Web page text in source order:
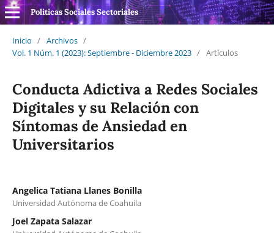
Politicas Sociales Sectoriales
Inicio / Archivos /
Vol. 1 Núm. 1 (2023): Septiembre - Diciembre 2023 / Artículos
Conducta Adictiva a Redes Sociales
Digitales y su Relación con
Síntomas de Ansiedad en
Universitarios
Angelica Tatiana Llanes Bonilla
Universidad Autónoma de Coahuila
Joel Zapata Salazar